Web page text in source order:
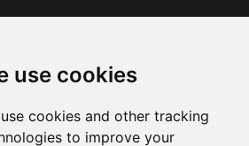
use cookies
cookies and other tracking
to improve your
s klientem v jákékoliv formě je
zákona o advokacii.